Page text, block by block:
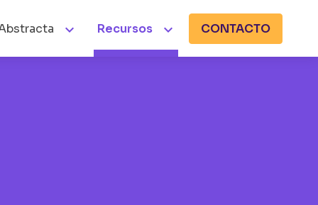
 Recursos  CONTACTO